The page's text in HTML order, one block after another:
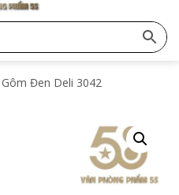
Đen Deli 3042